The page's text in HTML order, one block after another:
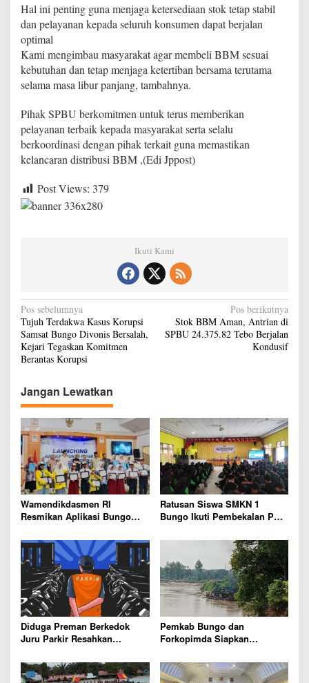
Hal ini penting guna menjaga ketersediaan stok tetap stabil
dan pelayanan kepada seluruh konsumen dapat berjalan
optimal
Kami mengimbau masyarakat agar membeli BBM sesuai
kebutuhan dan tetap menjaga ketertiban bersama terutama
selama masa libur panjang, tambahnya.
Pihak SPBU berkomitmen untuk terus memberikan
pelayanan terbaik kepada masyarakat serta selalu
berkoordinasi dengan pihak terkait guna memastikan
kelancaran distribusi BBM ,(Edi Jppost)
Post Views: 379
Ikuti Kami
N
a
v
i
g
a
s
i
p
o
s
Pos sebelumnya
Tujuh Terdakwa Kasus Korupsi
Samsat Bungo Divonis Bersalah,
Kejari Tegaskan Komitmen
Berantas Korupsi
Pos berikutnya
Stok BBM Aman, Antrian di
SPBU 24.375.82 Tebo Berjalan
Kondusif
Jangan Lewatkan
Wamendikdasmen RI
Resmikan Aplikasi Bungo
Pemkab Bungo Tingkatkan
Mutu Pendidikan
Ratusan Siswa SMKN 1
Bungo Ikuti Pembekalan PKL,
Diduga Preman Berkedok
Juru Parkir Resahkan
polres Bungo dan Kapolsek
Diminta Segera Bertindak
Pemkab Bungo dan
Forkopimda Siapkan
Warga Harap Ada Perhatian
Dari Panglima TNI dan Mabes